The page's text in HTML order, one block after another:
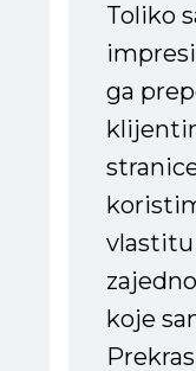
Toliko
ga
koje